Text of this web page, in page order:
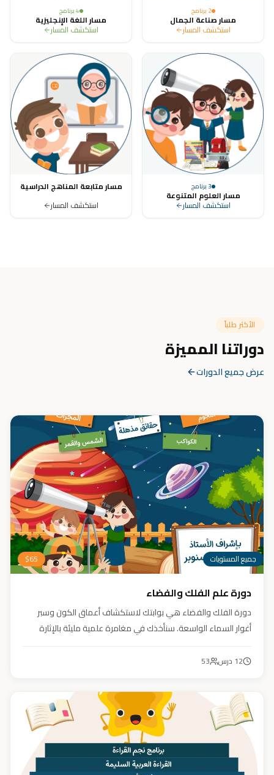
2 برنامج
مسار صناعة الجمال
استكشف المسار
4برنامج
مسار اللغة الإنجليزية
استكشف المسار
3برنامج
مسار العلوم المتنوعة
استكشف المسار
مسار متابعة المناهج الدراسية
استكشف المسار
الأكثر طلباً
دوراتنا المميزة
عرض جميع الدورات
جميع المستويات $65
دورة علم الفلك والفضاء
دورة الفلك والفضاء هي بوابتك لاستكشاف أعماق الكون وسبر
أغوار السماء الواسعة. سنأخذك في مغامرة علمية مليئة بالإثارة
عقلك وتثري خيالك، لتمنحك رؤية جديدة للكون وتفتح لك آفاقاً لا
12 درس 53